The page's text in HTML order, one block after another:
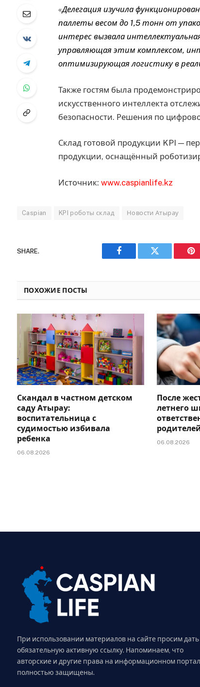
«Делегация изучила
паллеты весом до 1,5 тонн от
интерес вызвала
управляющая этим комплексом,
оптимизирующая логистику в
Также гостям была
искусственного интеллекта
безопасности. Решения по
Склад готовой продукции KPI —
продукции, оснащённый
Источник: www.caspianlife.kz
Caspian KPI роботы склад Новости Атырау
SHARE.
Facebook Twitter
ПОХОЖИЕ ПОСТЫ
Скандал в частном детском
саду Атырау:
воспитательница с
судимостью избивала
ребенка
06.08.2026
После
летнего
06.08.2026
При использовании материалов на сайте просим дать
обязательную активную ссылку. Напоминаем, что
авторские и другие права на информационном
полностью защищены.